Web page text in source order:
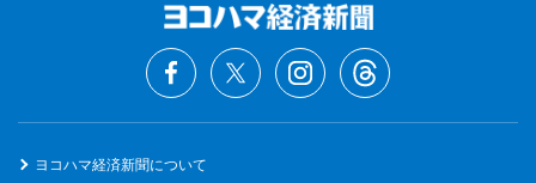
ヨコハマ経済新聞について